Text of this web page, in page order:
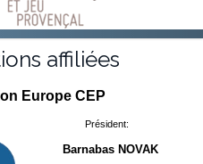
affiliées
Europe CEP
Président:
Barnabas NOVAK